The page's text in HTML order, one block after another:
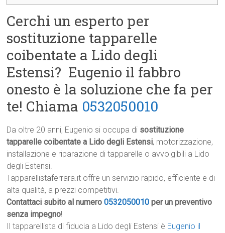
Cerchi un esperto per
sostituzione tapparelle
coibentate a Lido degli
Estensi? Eugenio il fabbro
onesto è la soluzione che fa per
te! Chiama 0532050010
Da oltre 20 anni, Eugenio si occupa di sostituzione
tapparelle coibentate a Lido degli Estensi, motorizzazione,
installazione e riparazione di tapparelle o avvolgibili a Lido
degli Estensi.
Tapparellistaferrara.it offre un servizio rapido, efficiente e di
alta qualità, a prezzi competitivi.
Contattaci subito al numero0532050010 per un preventivo
senza impegno!
Il tapparellista di fiducia a Lido degli Estensi è Eugenio il